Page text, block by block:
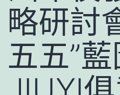
略研討
五五”藍